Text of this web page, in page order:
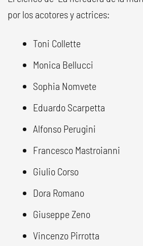
por los acotores y actrices:
Toni Collette
Monica Bellucci
Sophia Nomvete
Eduardo Scarpetta
Alfonso Perugini
Francesco Mastroianni
Giulio Corso
Dora Romano
Giuseppe Zeno
Vincenzo Pirrotta